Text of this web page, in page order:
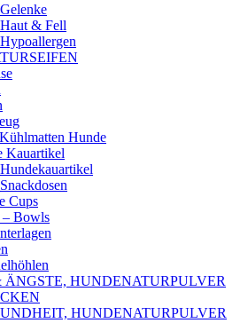
Gelenke
Haut & Fell
Hypoallergen
Hunde
Kauartikel
Hundekauartikel
Snackdosen
Cups
– Bowls
ÄNGSTE, HUNDENATURPULVER
HUNDENATURPULVER